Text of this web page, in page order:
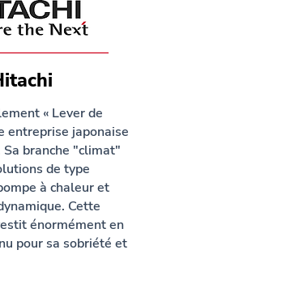
« Lever de
entreprise japonaise
branche "climat"
de type
à chaleur et
Cette
énormément en
pour sa sobriété et